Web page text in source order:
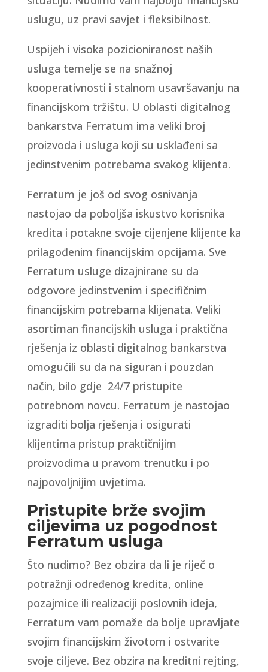
uslugu, uz pravi savjet i fleksibilnost.
Uspijeh i visoka pozicioniranost naših
usluga temelje se na snažnoj
kooperativnosti i stalnom usavršavanju na
financijskom tržištu. U oblasti digitalnog
bankarstva Ferratum ima veliki broj
proizvoda i usluga koji su usklađeni sa
jedinstvenim potrebama svakog klijenta.
Ferratum je još od svog osnivanja
nastojao da poboljša iskustvo korisnika
kredita i potakne svoje cijenjene klijente ka
prilagođenim financijskim opcijama. Sve
Ferratum usluge dizajnirane su da
odgovore jedinstvenim i specifičnim
financijskim potrebama klijenata. Veliki
asortiman financijskih usluga i praktična
rješenja iz oblasti digitalnog bankarstva
omogućili su da na siguran i pouzdan
način, bilo gdje 24/7 pristupite
potrebnom novcu. Ferratum je nastojao
izgraditi bolja rješenja i osigurati
klijentima pristup praktičnijim
proizvodima u pravom trenutku i po
najpovoljnijim uvjetima.
Pristupite brže svojim
ciljevima uz pogodnost
Ferratum usluga
Što nudimo? Bez obzira da li je riječ o
potražnji određenog kredita, online
pozajmice ili realizaciji poslovnih ideja,
Ferratum vam pomaže da bolje upravljate
svojim financijskim životom i ostvarite
svoje ciljeve. Bez obzira na kreditni rejting,